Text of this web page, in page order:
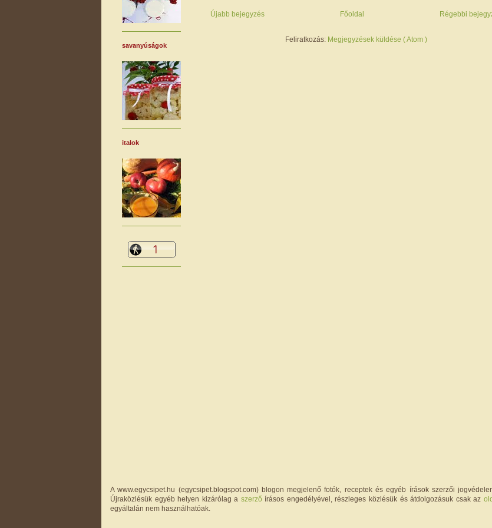
Újabb bejegyzés Régebbi
Főoldal
Feliratkozás: Megjegyzések küldése ( Atom )
savanyúságok
italok
A www.egycsipet.hu (egycsipet.blogspot.com) blogon megjelenő fotók, receptek és egyéb írások szerzői
Újraközlésük egyéb helyen kizárólag a szerző írásos engedélyével, részleges közlésük és átdolgozásuk csak az
egyáltalán nem használhatóak.